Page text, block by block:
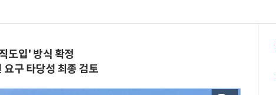
도입' 방식 확정
구 타당성 최종 검토